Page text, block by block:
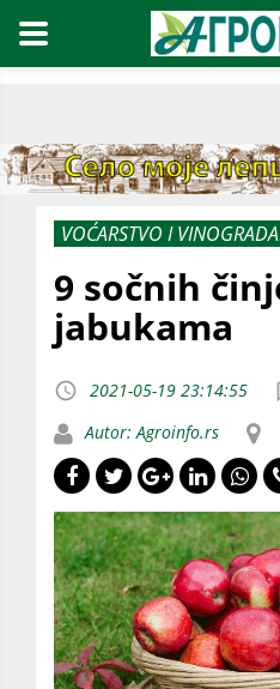
VOĆARSTVO I
9 sočnih
jabukama
2021-05-19 23:14:55
Autor: Agroinfo.rs